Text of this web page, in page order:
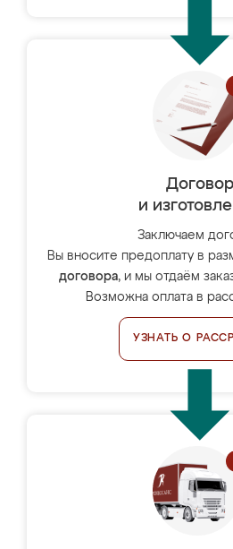
Договор
и
Заключаем
Вы вносите предоплату в
договора, и мы отдаём
Возможна оплата в
УЗНАТЬ О